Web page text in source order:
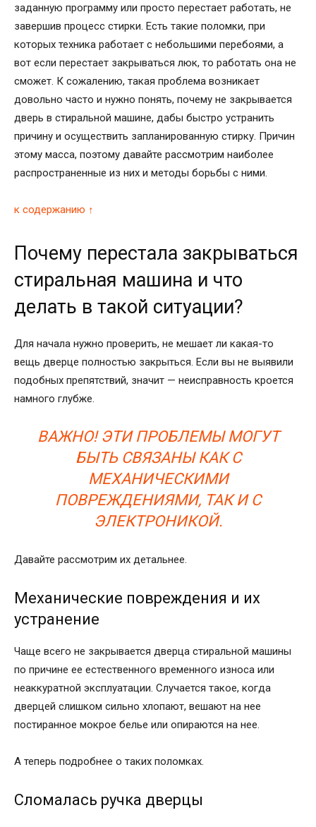
заданную программу или просто перестает работать, не
завершив процесс стирки. Есть такие поломки, при
которых техника работает с небольшими перебоями, а
вот если перестает закрываться люк, то работать она не
сможет. К сожалению, такая проблема возникает
довольно часто и нужно понять, почему не закрывается
дверь в стиральной машине, дабы быстро устранить
причину и осуществить запланированную стирку. Причин
этому масса, поэтому давайте рассмотрим наиболее
распространенные из них и методы борьбы с ними.
к содержанию ↑
Почему перестала закрываться
стиральная машина и что
делать в такой ситуации?
Для начала нужно проверить, не мешает ли какая-то
вещь дверце полностью закрыться. Если вы не выявили
подобных препятствий, значит — неисправность кроется
намного глубже.
ВАЖНО! ЭТИ ПРОБЛЕМЫ МОГУТ
БЫТЬ СВЯЗАНЫ КАК С
МЕХАНИЧЕСКИМИ
ПОВРЕЖДЕНИЯМИ, ТАК И С
ЭЛЕКТРОНИКОЙ.
Давайте рассмотрим их детальнее.
Механические повреждения и их
устранение
Чаще всего не закрывается дверца стиральной машины
по причине ее естественного временного износа или
неаккуратной эксплуатации. Случается такое, когда
дверцей слишком сильно хлопают, вешают на нее
постиранное мокрое белье или опираются на нее.
А теперь подробнее о таких поломках.
Сломалась ручка дверцы